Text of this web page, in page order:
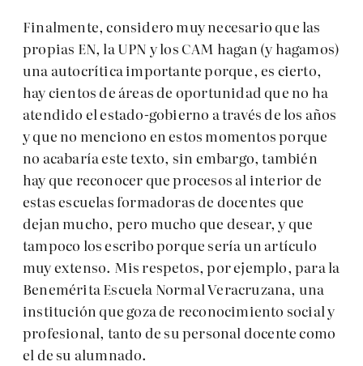
Finalmente, considero muy necesario que las
propias EN, la UPN y los CAM hagan (y hagamos)
una autocrítica importante porque, es cierto,
hay cientos de áreas de oportunidad que no ha
atendido el estado-gobierno a través de los años
y que no menciono en estos momentos porque
no acabaría este texto, sin embargo, también
hay que reconocer que procesos al interior de
estas escuelas formadoras de docentes que
dejan mucho, pero mucho que desear, y que
tampoco los escribo porque sería un artículo
muy extenso. Mis respetos, por ejemplo, para la
Benemérita Escuela Normal Veracruzana, una
institución que goza de reconocimiento social y
profesional, tanto de su personal docente como
el de su alumnado.